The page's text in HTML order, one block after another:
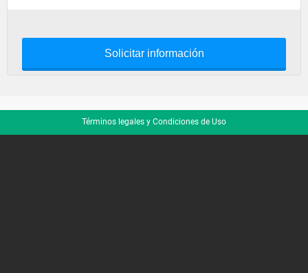
Solicitar información
Términos legales y Condiciones de Uso